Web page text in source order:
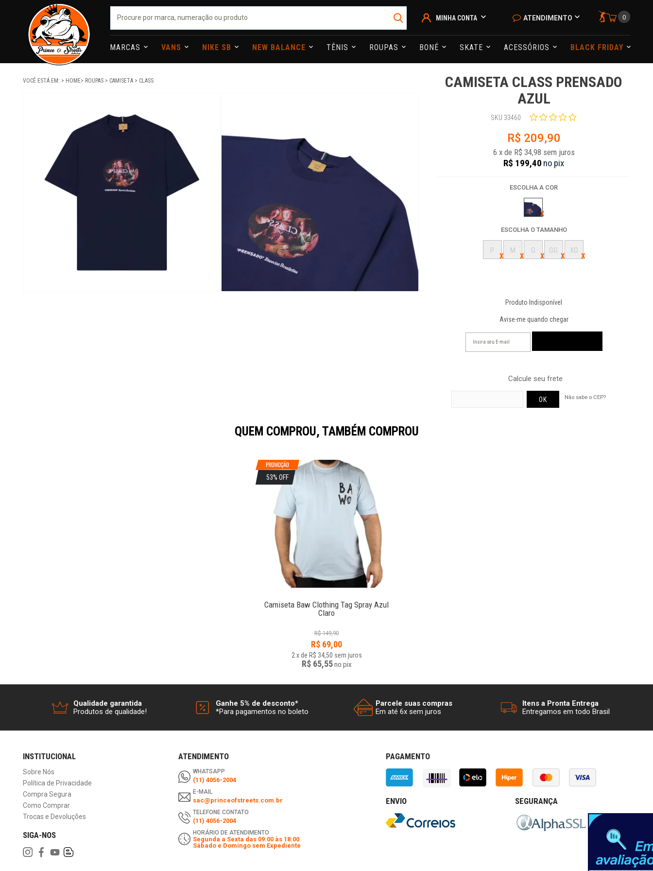
MINHA CONTA ATENDIMENTO 0
MARCAS VANS NIKE SB NEW BALANCE TÊNIS ROUPAS BONÉ SKATE ACESSÓRIOS BLACK FRIDAY
VOCÊ ESTÁ EM: HOME ROUPAS CAMISETA CLASS
CAMISETA CLASS PRENSADO
AZUL
SKU 33460
R$ 209,90
6 x de R$ 34,98 sem juros
R$ 199,40 no pix
ESCOLHA A COR
ESCOLHA O TAMANHO
P M G GG XG
Produto Indisponível
Avise-me quando chegar
Calcule seu frete
Não sabe o CEP?
QUEM COMPROU, TAMBÉM COMPROU
53% OFF
Camiseta Baw Clothing Tag Spray Azul
Claro
R$ 149,90
R$ 69,00
2 x de R$ 34,50 sem juros
R$ 65,55no pix
Qualidade garantida
Produtos de qualidade!
Ganhe 5% de desconto*
*Para pagamentos no boleto
Parcele suas compras
Em até 6x sem juros
Itens a Pronta Entrega
Entregamos em todo Brasil
INSTITUCIONAL
Sobre Nós
Política de Privacidade
Compra Segura
Como Comprar
Trocas e Devoluções
SIGA-NOS
ATENDIMENTO
WHATSAPP
(11) 4056-2004
E-MAIL
sac@princeofstreets.com.br
TELEFONE CONTATO
(11) 4056-2004
HORÁRIO DE ATENDIMENTO
Segunda a Sexta das 09:00 às 18:00
Sábado e Domingo sem Expediente
PAGAMENTO
ENVIO SEGURANÇA